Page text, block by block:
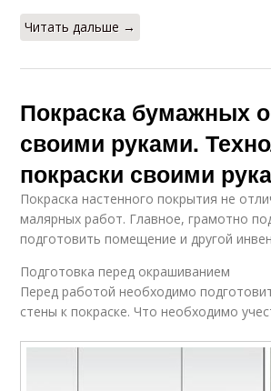
Читать дальше →
Покраска бумажных
своими руками.
покраски своими
Покраска настенного покрытия не
малярных работ. Главное, грамотно
подготовить помещение и другой
Подготовка перед окрашиванием
Перед работой необходимо
стены к покраске. Что необходимо